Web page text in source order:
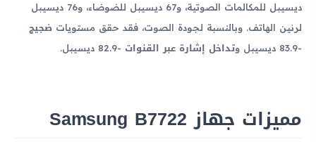
ديسيبل للمكالمات الصوتية، و67 ديسيبل للضوضاء، و76 ديسيبل
لرنين الهاتف. وبالنسبة لجودة الصوت، فقد حقق مستويات ضجيج
-83.9 ديسيبل و تداخل إشارة عبر القنوات -82.9 ديسيبل.
مميزات جهاز Samsung B7722